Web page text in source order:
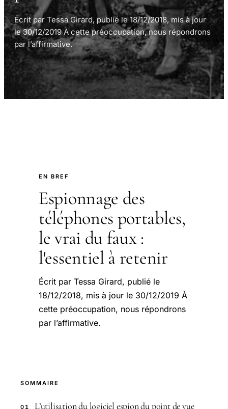
Écrit par Tessa Girard, publié le 18/12/2018, mis à jour
le 30/12/2019 À cette préoccupation, nous répondrons
par l’affirmative.
EN BREF
Espionnage des
téléphones portables,
le vrai du faux :
l'essentiel à retenir
Écrit par Tessa Girard, publié le
18/12/2018, mis à jour le 30/12/2019 À
cette préoccupation, nous répondrons
par l’affirmative.
SOMMAIRE
01
L’utilisation du logiciel espion du point de vue